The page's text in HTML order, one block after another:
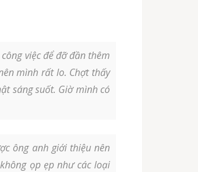
việc để đỡ đần thêm
mình rất lo. Chợt thấy
sáng suốt. Giờ mình có
ông anh giới thiệu nên
ọp ẹp như các loại